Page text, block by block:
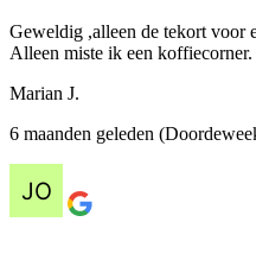
Geweldig ,alleen de tekort voor
Alleen miste ik een koffiecorner.
Marian J.
6 maanden geleden